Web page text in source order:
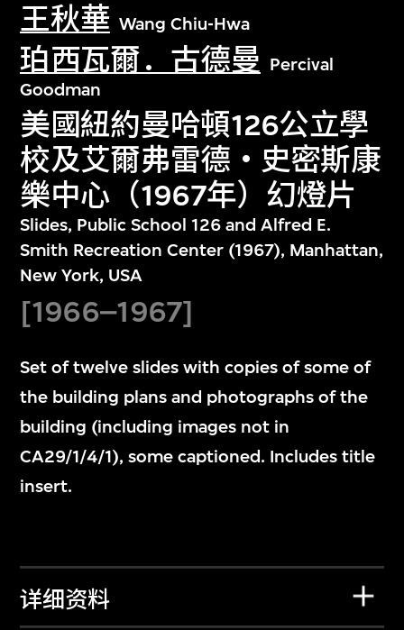
王秋華 Wang Chiu-Hwa
珀西瓦爾．古德曼 Percival
Goodman
美國紐約曼哈頓126公立學
校及艾爾弗雷德‧史密斯康
樂中心（1967年）幻燈片
Slides, Public School 126 and Alfred E.
Smith Recreation Center (1967), Manhattan,
New York, USA
[1966–1967]
Set of twelve slides with copies of some of
the building plans and photographs of the
building (including images not in
CA29/1/4/1), some captioned. Includes title
insert.
详细资料